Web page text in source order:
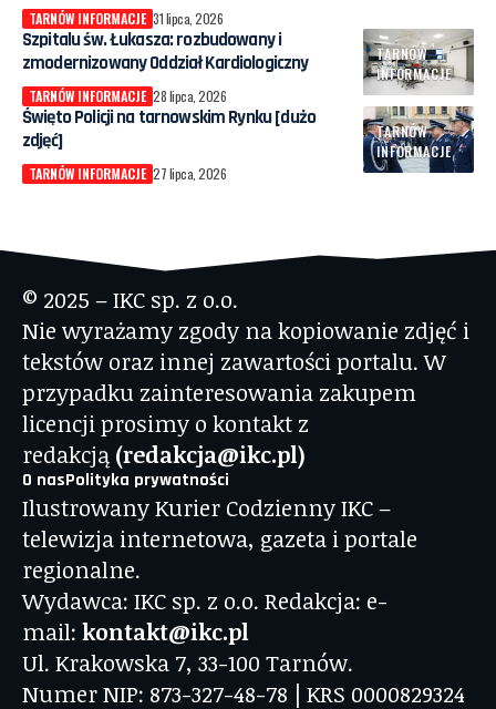
TARNÓW INFORMACJE 31 lipca, 2026
TARNÓW
INFORMACJE
Szpitalu św. Łukasza: rozbudowany i
zmodernizowany Oddział Kardiologiczny
TARNÓW INFORMACJE 28 lipca, 2026
TARNÓW
INFORMACJE
Święto Policji na tarnowskim Rynku [dużo
zdjęć]
TARNÓW INFORMACJE 27 lipca, 2026
© 2025 – IKC sp. z o.o.
Nie wyrażamy zgody na kopiowanie zdjęć i
tekstów oraz innej zawartości portalu. W
przypadku zainteresowania zakupem
licencji prosimy o kontakt z
redakcją (redakcja@ikc.pl)
O nasPolityka prywatności
Ilustrowany Kurier Codzienny IKC –
telewizja internetowa, gazeta i portale
regionalne.
Wydawca: IKC sp. z o.o. Redakcja: e-
mail: kontakt@ikc.pl
Ul. Krakowska 7, 33-100 Tarnów.
Numer NIP: 873-327-48-78 | KRS 0000829324